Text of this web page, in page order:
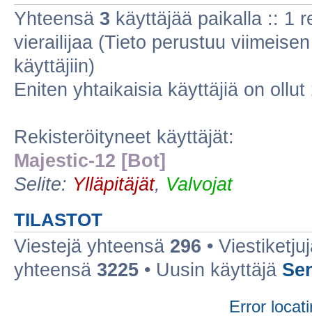
Yhteensä 3 käyttäjää paikalla :: 1
vierailijaa (Tieto perustuu
käyttäjiin)
Eniten yhtaikaisia käyttäjiä on ollut
Rekisteröityneet käyttäjät:
Majestic-12 [Bot]
Selite: Ylläpitäjät, Valvojat
TILASTOT
Viestejä yhteensä 296 •
yhteensä 3225 • Uusin käyttäjä
Error